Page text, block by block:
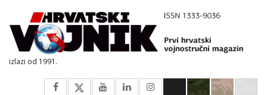
izlazi od 1991.